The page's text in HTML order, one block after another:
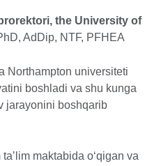
the University of
AdDip, NTF, PFHEA
Northampton universiteti
boshladi va shu kunga
jarayonini boshqarib
maktabida o‘qigan va